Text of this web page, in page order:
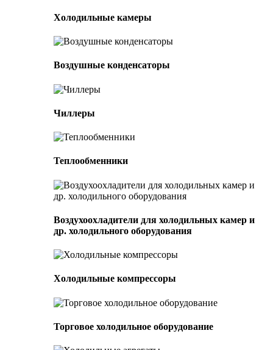
Холодильные камеры
Воздушные конденсаторы
Чиллеры
Теплообменники
Воздухоохладители для холодильных камер и
др. холодильного оборудования
Холодильные компрессоры
Торговое холодильное оборудование